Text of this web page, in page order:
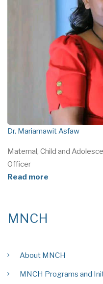
Dr. Mariamawit Asfaw
Maternal, Child and
Officer
Read more
MNCH
About MNCH
MNCH Programs and